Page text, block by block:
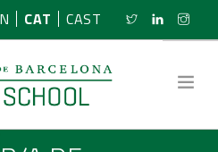
CAT CAST